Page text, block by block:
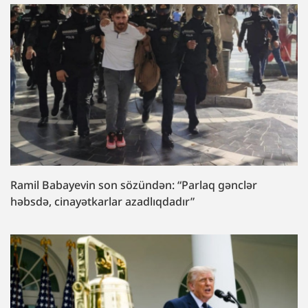
Ramil Babayevin son sözündən: “Parlaq gənclər
həbsdə, cinayətkarlar azadlıqdadır”